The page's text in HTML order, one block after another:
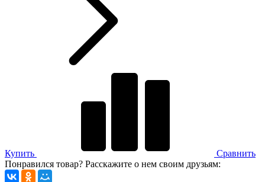
Купить
Сравнить
Понравился товар? Расскажите о нем своим друзьям: